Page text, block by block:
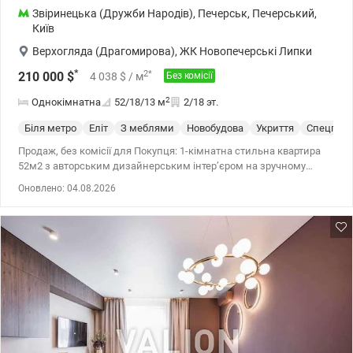
Звіринецька (Дружби Народів), Печерськ, Печерський,
Київ
Верхогляда (Драгомирова), ЖК Новопечерські Липки
210 000 $* 4 038 $ / м2* Без комісії
Однокімнатна 52/18/13 м2 2/18 эт.
Біля метро Еліт З меблями Новобудова Укриття
Продаж, без комісії для Покупця: 1-кімнатна стильна квартира
52м2 з авторським дизайнерським інтер’єром на зручному
які хочуть мати свій простір зі смаком і характером, в якому
кожна деталь продумана і особлива. Правильне планування: з
просторого передпокою, ліворуч - обладнана шафами
гардеробна, прямо - затишна кімната з виходом у засклену
лоджію, кухня-вітальня; праворуч – ванна кімната; висота стель
H-3м Авторський інтер’єр з еклектичним поєднанням вінтажу,
арт-декору та сучасного мінімалізму: меблі і дизайнерські
світильники, яскраві кольорові акценти, живі рослини, які
гармонійно вписуються в нейтральну палітру, ця квартира дарує
Оновлено: 04.08.2026